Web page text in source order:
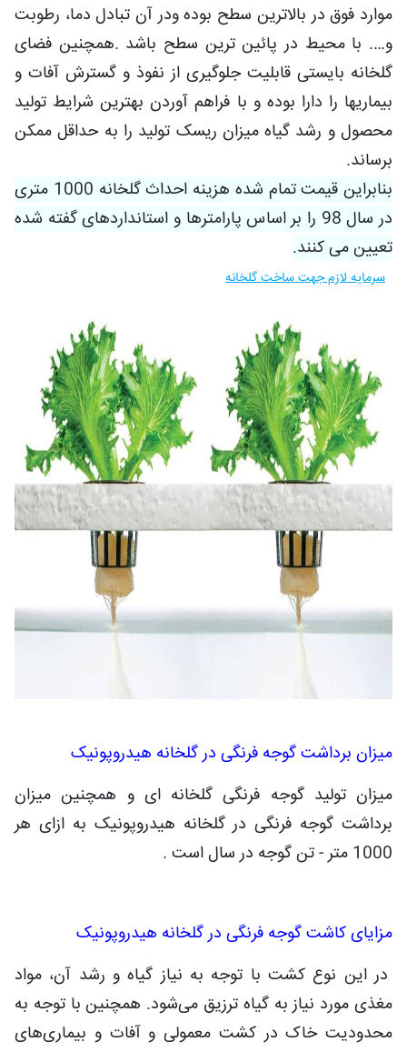
موارد فوق در بالاترین سطح بوده ودر آن تبادل دما، رطوبت
و…. با محیط در پائین ترین سطح باشد .همچنین فضای
گلخانه بایستی قابلیت جلوگیری از نفوذ و گسترش آفات و
بیماریها را دارا بوده و با فراهم آوردن بهترین شرایط تولید
محصول و رشد گیاه میزان ریسک تولید را به حداقل ممکن
برساند.
بنابراین قیمت تمام شده هزینه احداث گلخانه 1000 متری
در سال 98 را بر اساس پارامترها و استانداردهای گفته شده
تعیین می کنند.
سرمایه لازم جهت ساخت گلخانه
میزان برداشت گوجه فرنگی در گلخانه هیدروپونیک
میزان تولید گوجه فرنگی گلخانه ای و همچنین میزان
برداشت گوجه فرنگی در گلخانه هیدروپونیک به ازای هر
1000 متر
-تن گوجه در سال است .
مزایای کاشت گوجه فرنگی در گلخانه هیدروپونیک
در این نوع کشت با توجه به نیاز گیاه و رشد آن، مواد
مغذی مورد نیاز به گیاه ترزیق می‌شود. همچنین با توجه به
محدودیت خاک در کشت معمولی و آفات و بیماری‌های